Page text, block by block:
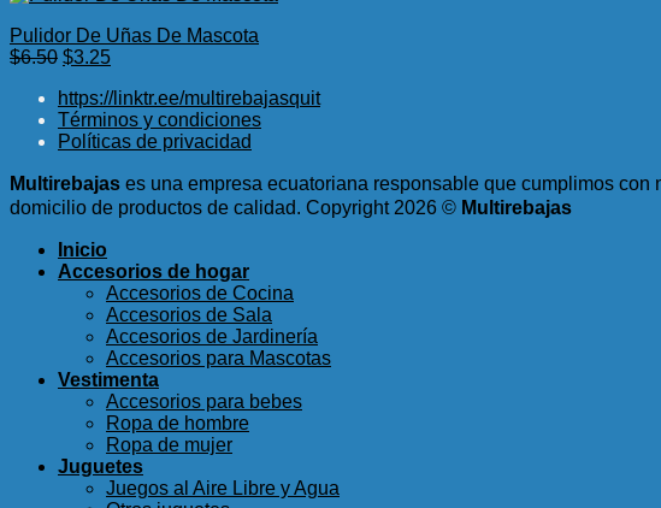
Pulidor De Uñas De Mascota
$6.50 El
original
era:
$6.50.
$3.25El
actual
es:
$3.25.
https://linktr.ee/multirebajasquit
Términos y condiciones
Políticas de privacidad
Multirebajas es una empresa ecuatoriana responsable que cumplimos
domicilio de productos de calidad. Copyright 2026 © Multirebajas
Inicio
Accesorios de hogar
Accesorios de Cocina
Accesorios de Sala
Accesorios de Jardinería
Accesorios para Mascotas
Vestimenta
Accesorios para bebes
Ropa de hombre
Ropa de mujer
Juguetes
Juegos al Aire Libre y Agua